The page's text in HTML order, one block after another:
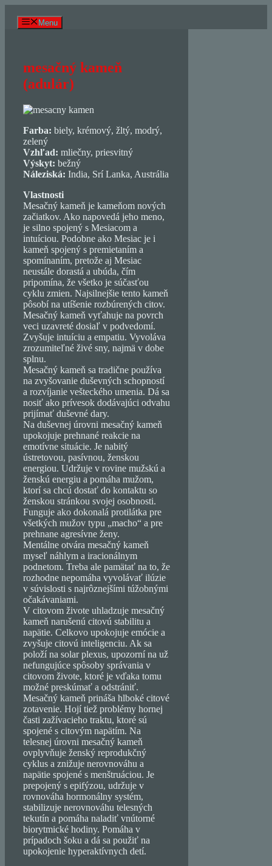
obsah
Menu
mesačný kameň
(adulár)
Farba: biely, krémový, žltý, modrý,
zelený
Vzhľad: mliečny, priesvitný
Výskyt: bežný
Náleziská: India, Srí Lanka, Austrália
Vlastnosti
Mesačný kameň je kameňom nových
začiatkov. Ako napovedá jeho meno,
je silno spojený s Mesiacom a
intuíciou. Podobne ako Mesiac je i
kameň spojený s premietaním a
spomínaním, pretože aj Mesiac
neustále dorastá a ubúda, čím
pripomína, že všetko je súčasťou
cyklu zmien. Najsilnejšie tento kameň
pôsobí na utíšenie rozbúrených citov.
Mesačný kameň vyťahuje na povrch
veci uzavreté dosiaľ v podvedomí.
Zvyšuje intuíciu a empatiu. Vyvoláva
zrozumiteľné živé sny, najmä v dobe
splnu.
Mesačný kameň sa tradične používa
na zvyšovanie duševných schopností
a rozvíjanie vešteckého umenia. Dá sa
nosiť ako prívesok dodávajúci odvahu
prijímať duševné dary.
Na duševnej úrovni mesačný kameň
upokojuje prehnané reakcie na
emotívne situácie. Je nabitý
ústretovou, pasívnou, ženskou
energiou. Udržuje v rovine mužskú a
ženskú energiu a pomáha mužom,
ktorí sa chcú dostať do kontaktu so
ženskou stránkou svojej osobnosti.
Funguje ako dokonalá protilátka pre
všetkých mužov typu „macho“ a pre
prehnane agresívne ženy.
Mentálne otvára mesačný kameň
myseľ náhlym a iracionálnym
podnetom. Treba ale pamätať na to, že
rozhodne nepomáha vyvolávať ilúzie
v súvislosti s najrôznejšími túžobnými
očakávaniami.
V citovom živote uhladzuje mesačný
kameň narušenú citovú stabilitu a
napätie. Celkovo upokojuje emócie a
zvyšuje citovú inteligenciu. Ak sa
položí na solar plexus, upozorní na už
nefungujúce spôsoby správania v
citovom živote, ktoré je vďaka tomu
možné preskúmať a odstrániť.
Mesačný kameň prináša hlboké citové
zotavenie. Hojí tiež problémy hornej
časti zažívacieho traktu, ktoré sú
spojené s citovým napätím. Na
telesnej úrovni mesačný kameň
ovplyvňuje ženský reprodukčný
cyklus a znižuje nerovnováhu a
napätie spojené s menštruáciou. Je
prepojený s epifýzou, udržuje v
rovnováha hormonálny systém,
stabilizuje nerovnováhu telesných
tekutín a pomáha naladiť vnútorné
biorytmické hodiny. Pomáha v
prípadoch šoku a dá sa použiť na
upokojenie hyperaktívnych detí.